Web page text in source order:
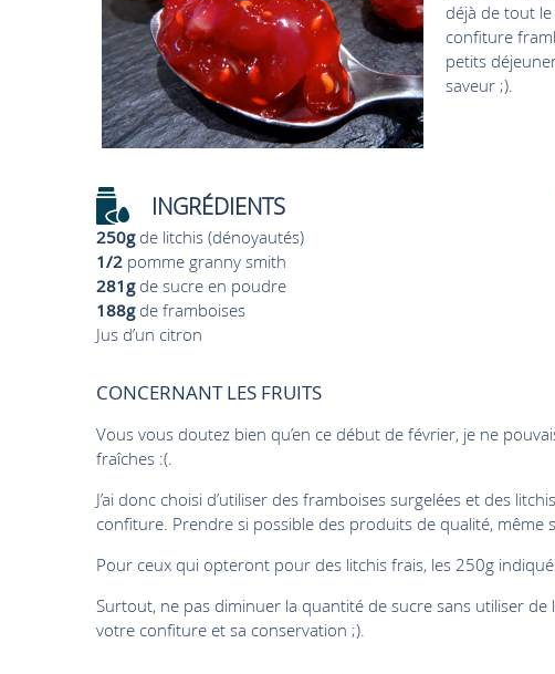
déjà de tout le
confiture
petits
saveur ;).
INGRÉDIENTS
250gde litchis (dénoyautés)
1/2 pomme granny smith
281gde sucre en poudre
188gde framboises
Jus d’un citron
CONCERNANT LES FRUITS
Vous vous doutez bien qu’en ce début de février, je ne
fraîches :(.
J’ai donc choisi d’utiliser des framboises surgelées et des
confiture. Prendre si possible des produits de qualité, même
Pour ceux qui opteront pour des litchis frais, les 250g
Surtout, ne pas diminuer la quantité de sucre sans utiliser
votre confiture et sa conservation ;).